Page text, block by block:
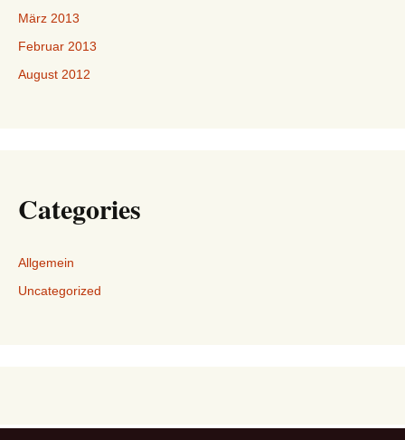
März 2013
Februar 2013
August 2012
Categories
Allgemein
Uncategorized